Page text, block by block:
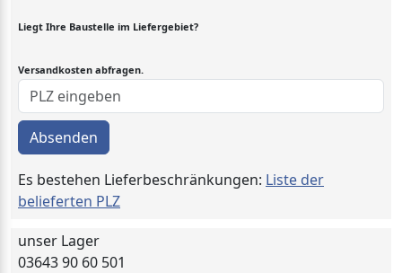
Liegt Ihre Baustelle im Liefergebiet?
Versandkosten abfragen.
Absenden
Es bestehen Lieferbeschränkungen: Liste der
belieferten PLZ
unser Lager
03643 90 60 501